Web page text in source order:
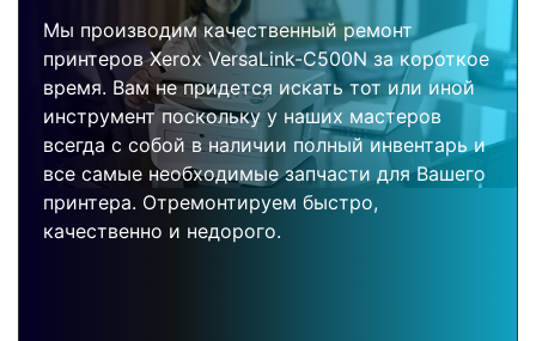
Мы производим качественный ремонт
принтеров Xerox VersaLink-C500N за короткое
время. Вам не придется искать тот или иной
инструмент поскольку у наших мастеров
всегда с собой в наличии полный инвентарь и
все самые необходимые запчасти для Вашего
принтера. Отремонтируем быстро,
качественно и недорого.